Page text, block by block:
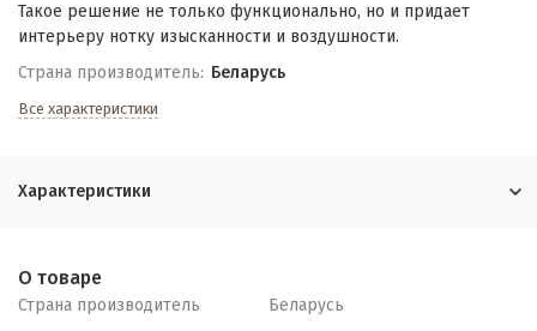
Такое решение не только функционально, но и придает
интерьеру нотку изысканности и воздушности.
Страна производитель: Беларусь
Все характеристики
Характеристики
О товаре
Страна производитель Беларусь